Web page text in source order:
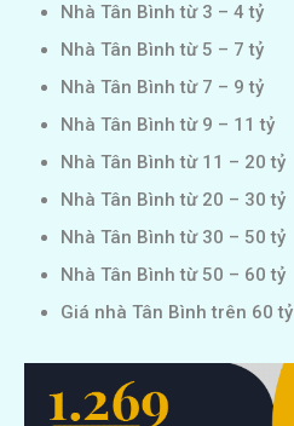
Nhà Tân Bình từ 3 – 4 tỷ
Nhà Tân Bình từ 5 – 7 tỷ
Nhà Tân Bình từ 7 – 9 tỷ
Nhà Tân Bình từ 9 – 11 tỷ
Nhà Tân Bình từ 11 – 20 tỷ
Nhà Tân Bình từ 20 – 30 tỷ
Nhà Tân Bình từ 30 – 50 tỷ
Nhà Tân Bình từ 50 – 60 tỷ
Giá nhà Tân Bình trên 60 tỷ